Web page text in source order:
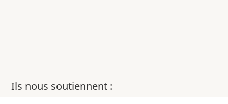
Ils nous soutiennent :